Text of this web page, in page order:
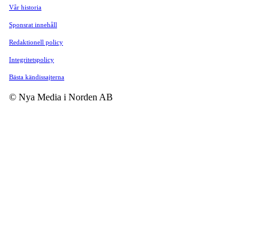
Vår historia
Sponsrat innehåll
Redaktionell policy
Integritetspolicy
Bästa kändissajterna
© Nya Media i Norden AB